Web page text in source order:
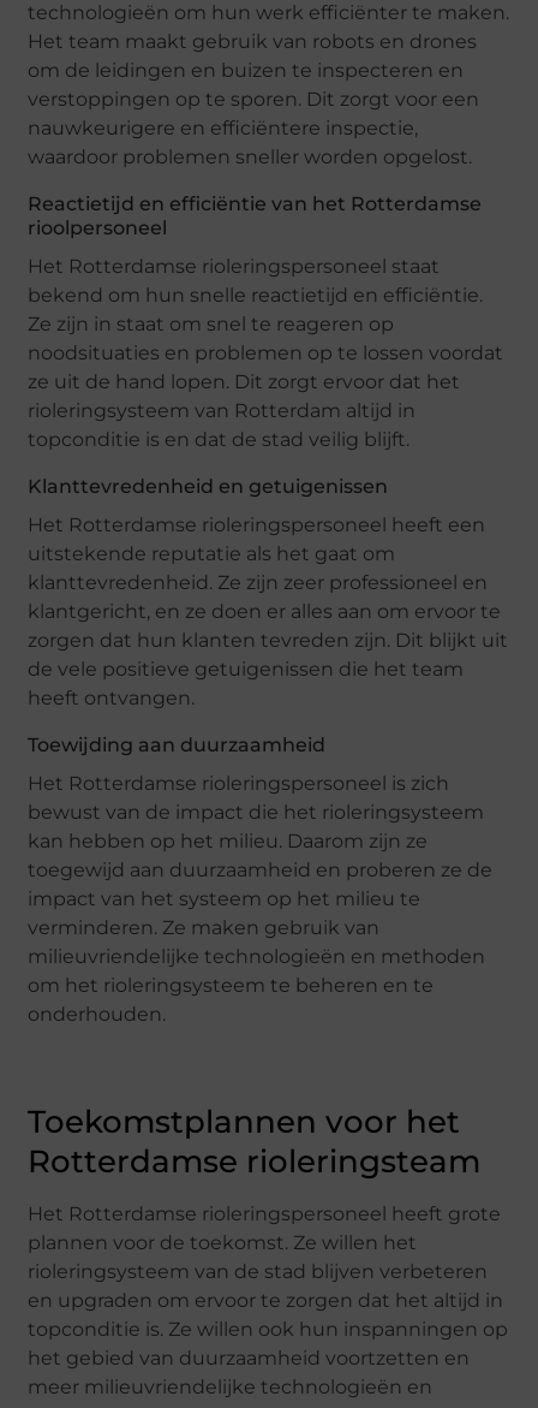
technologieën om hun werk efficiënter te maken.
Het team maakt gebruik van robots en drones
om de leidingen en buizen te inspecteren en
verstoppingen op te sporen. Dit zorgt voor een
nauwkeurigere en efficiëntere inspectie,
waardoor problemen sneller worden opgelost.
Reactietijd en efficiëntie van het Rotterdamse
rioolpersoneel
Het Rotterdamse rioleringspersoneel staat
bekend om hun snelle reactietijd en efficiëntie.
Ze zijn in staat om snel te reageren op
noodsituaties en problemen op te lossen voordat
ze uit de hand lopen. Dit zorgt ervoor dat het
rioleringsysteem van Rotterdam altijd in
topconditie is en dat de stad veilig blijft.
Klanttevredenheid en getuigenissen
Het Rotterdamse rioleringspersoneel heeft een
uitstekende reputatie als het gaat om
klanttevredenheid. Ze zijn zeer professioneel en
klantgericht, en ze doen er alles aan om ervoor te
zorgen dat hun klanten tevreden zijn. Dit blijkt uit
de vele positieve getuigenissen die het team
heeft ontvangen.
Toewijding aan duurzaamheid
Het Rotterdamse rioleringspersoneel is zich
bewust van de impact die het rioleringsysteem
kan hebben op het milieu. Daarom zijn ze
toegewijd aan duurzaamheid en proberen ze de
impact van het systeem op het milieu te
verminderen. Ze maken gebruik van
milieuvriendelijke technologieën en methoden
om het rioleringsysteem te beheren en te
onderhouden.
Toekomstplannen voor het
Rotterdamse rioleringsteam
Het Rotterdamse rioleringspersoneel heeft grote
plannen voor de toekomst. Ze willen het
rioleringsysteem van de stad blijven verbeteren
en upgraden om ervoor te zorgen dat het altijd in
topconditie is. Ze willen ook hun inspanningen op
het gebied van duurzaamheid voortzetten en
meer milieuvriendelijke technologieën en